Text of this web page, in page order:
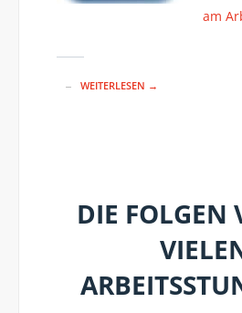
am
WEITERLESEN →
DIE FOLGEN